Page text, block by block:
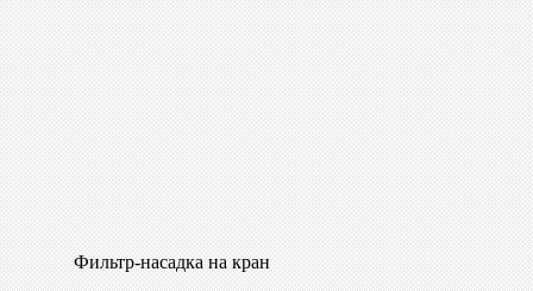
Фильтр-насадка на кран